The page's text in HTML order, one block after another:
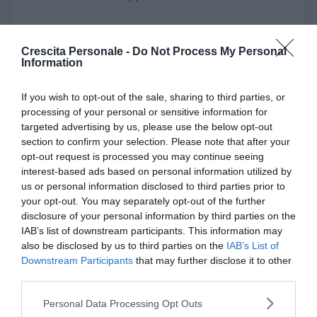
Crescita Personale - Do Not Process My Personal
Information
If you wish to opt-out of the sale, sharing to third parties, or
processing of your personal or sensitive information for
targeted advertising by us, please use the below opt-out
section to confirm your selection. Please note that after your
opt-out request is processed you may continue seeing
interest-based ads based on personal information utilized by
us or personal information disclosed to third parties prior to
your opt-out. You may separately opt-out of the further
disclosure of your personal information by third parties on the
IAB’s list of downstream participants. This information may
also be disclosed by us to third parties on the IAB’s List of
Downstream Participants that may further disclose it to other
Please note that this website/app uses one or more Google
Personal Data Processing Opt Outs
messaggi non verbali: come si possonno
capire quelli del proprio partner per aiutare
Ebbene si; la comunicazione non verbale è molto più
potente di quella verbale, i messaggi del corpo, lo
sguardo del partner, le sue posture, ad un’attenta
lettura sono indicatori di agio o di disagio; è bene
non sottovalutare queste modalità espressive e
comunicative, perché i comportamenti comunicano
le nostre emozioni sia che siano positive che
negative.
Continua a leggere dopo la pubblicità